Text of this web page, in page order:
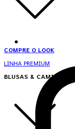
COMPRE O LOOK
LINHA PREMIUM
BLUSAS & CAMISAS